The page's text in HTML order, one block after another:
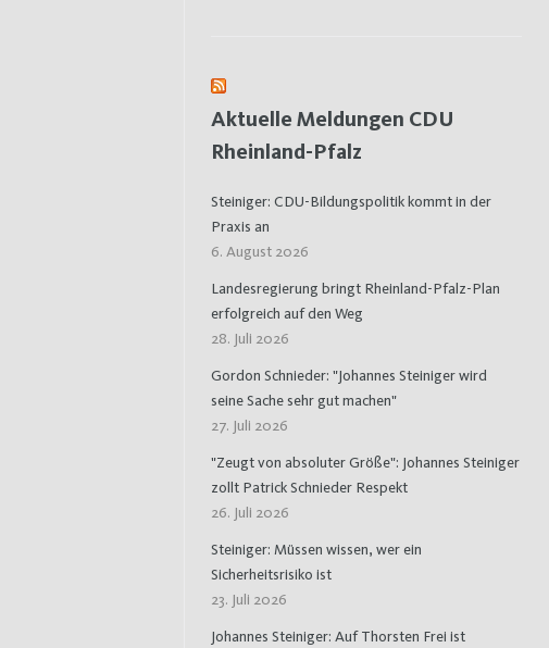
Aktuelle Meldungen CDU
Rheinland-Pfalz
Steiniger: CDU-Bildungspolitik kommt in der
Praxis an
6. August 2026
Landesregierung bringt Rheinland-Pfalz-Plan
erfolgreich auf den Weg
28. Juli 2026
Gordon Schnieder: "Johannes Steiniger wird
seine Sache sehr gut machen"
27. Juli 2026
"Zeugt von absoluter Größe": Johannes Steiniger
zollt Patrick Schnieder Respekt
26. Juli 2026
Steiniger: Müssen wissen, wer ein
Sicherheitsrisiko ist
23. Juli 2026
Johannes Steiniger: Auf Thorsten Frei ist